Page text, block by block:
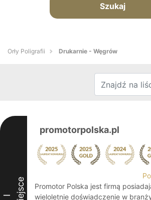
Szukaj
Orły Poligrafii Drukarnie - Węgrów
I Miejsce
promotorpolska.pl
Promotor Polska jest firmą
wieloletnie doświadczenie w